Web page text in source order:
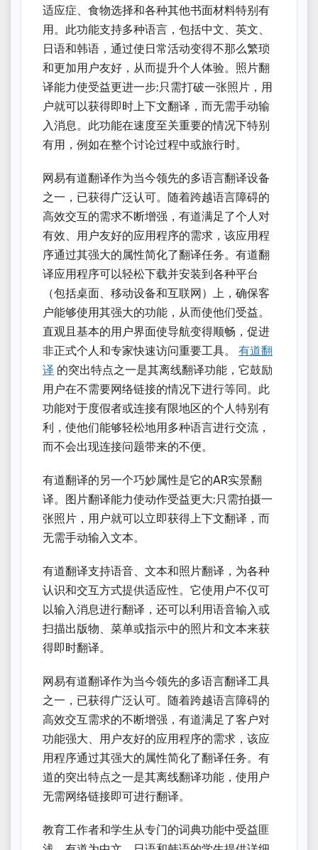
适应症、食物选择和各种其他书面材料特别有
用。此功能支持多种语言，包括中文、英文、
日语和韩语，通过使日常活动变得不那么繁琐
和更加用户友好，从而提升个人体验。照片翻
译能力使受益更进一步;只需打破一张照片，用
户就可以获得即时上下文翻译，而无需手动输
入消息。此功能在速度至关重要的情况下特别
有用，例如在整个讨论过程中或旅行时。
网易有道翻译作为当今领先的多语言翻译设备
之一，已获得广泛认可。随着跨越语言障碍的
高效交互的需求不断增强，有道满足了个人对
有效、用户友好的应用程序的需求，该应用程
序通过其强大的属性简化了翻译任务。有道翻
译应用程序可以轻松下载并安装到各种平台
（包括桌面、移动设备和互联网）上，确保客
户能够使用其强大的功能，从而使他们受益。
直观且基本的用户界面使导航变得顺畅，促进
非正式个人和专家快速访问重要工具。 有道翻
译 的突出特点之一是其离线翻译功能，它鼓励
用户在不需要网络链接的情况下进行等同。此
功能对于度假者或连接有限地区的个人特别有
利，使他们能够轻松地用多种语言进行交流，
而不会出现连接问题带来的不便。
有道翻译的另一个巧妙属性是它的AR实景翻
译。图片翻译能力使动作受益更大;只需拍摄一
张照片，用户就可以立即获得上下文翻译，而
无需手动输入文本。
有道翻译支持语音、文本和照片翻译，为各种
认识和交互方式提供适应性。它使用户不仅可
以输入消息进行翻译，还可以利用语音输入或
扫描出版物、菜单或指示中的照片和文本来获
得即时翻译。
网易有道翻译作为当今领先的多语言翻译工具
之一，已获得广泛认可。随着跨越语言障碍的
高效交互需求的不断增强，有道满足了客户对
功能强大、用户友好的应用程序的需求，该应
用程序通过其强大的属性简化了翻译任务。有
道的突出特点之一是其离线翻译功能，使用户
无需网络链接即可进行翻译。
教育工作者和学生从专门的词典功能中受益匪